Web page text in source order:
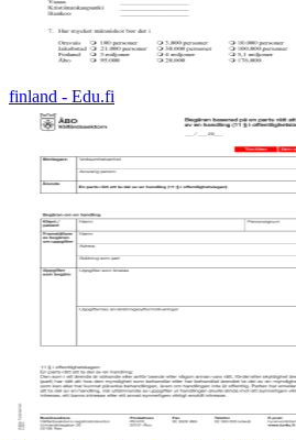
finland - Edu.fi